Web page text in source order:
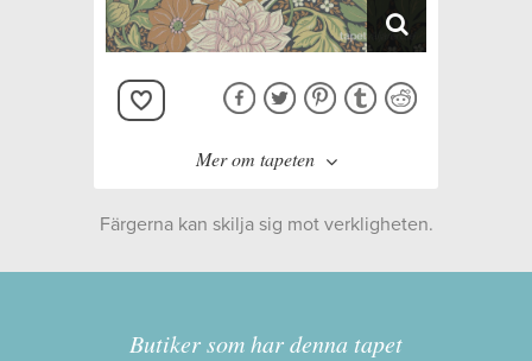
Mer om tapeten
Kollektion:
Falsterbo III
Färgerna kan skilja sig mot verkligheten.
Butiker som har denna tapet